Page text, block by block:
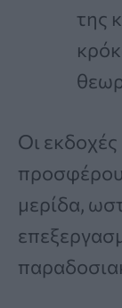
της
Οι
μερίδα,